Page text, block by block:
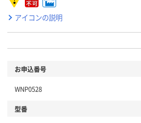
アイコンの説明
お申込番号
WNP0528
型番